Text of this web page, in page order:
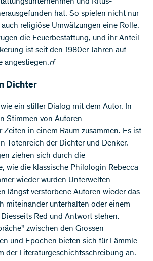
hat. So spielen nicht nur
religiöse Umwälzungen eine Rolle.
die Feuerbestattung, und ihr Anteil
ist seit den 1980er Jahren auf
angestiegen.rf
Dichter
ein stiller Dialog mit dem Autor. In
Stimmen von Autoren
Zeiten in einem Raum zusammen. Es ist
Totenreich der Dichter und Denker.
ziehen sich durch die
wie die klassische Philologin Rebecca
wieder wurden Unterwelten
längst verstorbene Autoren wieder das
miteinander unterhalten oder einem
Red und Antwort stehen.
zwischen den Grossen
und Epochen bieten sich für Lämmle
der Literaturgeschichtsschreibung an.